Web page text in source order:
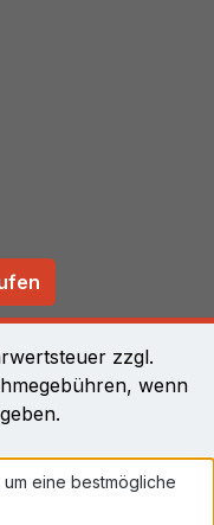
zzgl.
wenn
eine bestmögliche